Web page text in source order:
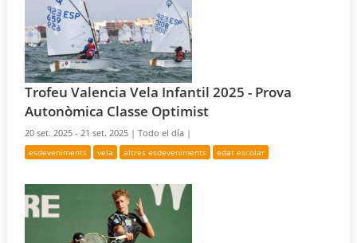
Trofeu Valencia Vela Infantil 2025 - Prova
Autonòmica Classe Optimist
20 set. 2025 - 21 set. 2025 |Todo el día |
esdeveniments vela altres esdeveniments edat escolar